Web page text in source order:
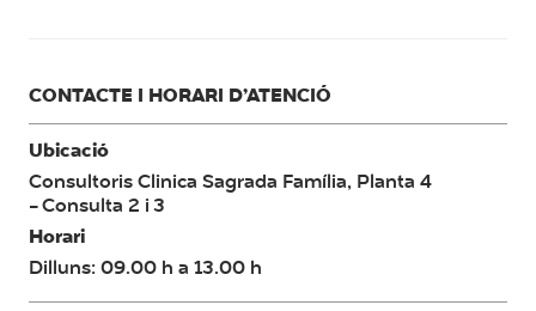
CONTACTE I HORARI D’ATENCIÓ
Ubicació
Consultoris Clinica Sagrada Família, Planta 4
- Consulta 2 i 3
Horari
Dilluns: 09.00 h a 13.00 h